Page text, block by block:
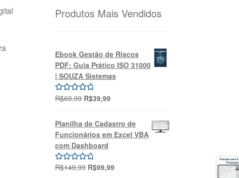
Produtos Mais Vendidos
Ebook Gestão de Riscos
PDF: Guia Prático ISO 31000
| SOUZA Sistemas
Avaliação
R$69,99 O
original
era:
R$69,99.
R$39,99O
é:
R$39,99.
Planilha de Cadastro de
Funcionários em Excel VBA
com Dashboard
Avaliação
R$149,99 O
R$99,99O